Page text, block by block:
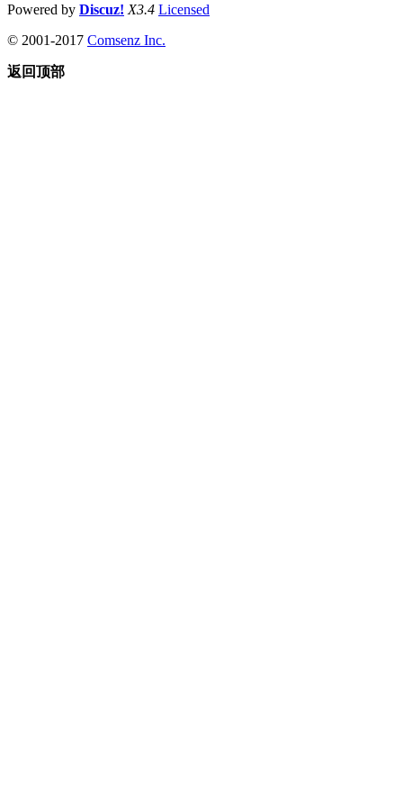
Powered by Discuz! X3.4 Licensed
© 2001-2017 Comsenz Inc.
返回顶部